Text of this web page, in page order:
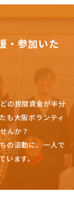
・参加いた
の民間資金が半分
も大阪ボランティ
んか？
の活動に、一人で
います。